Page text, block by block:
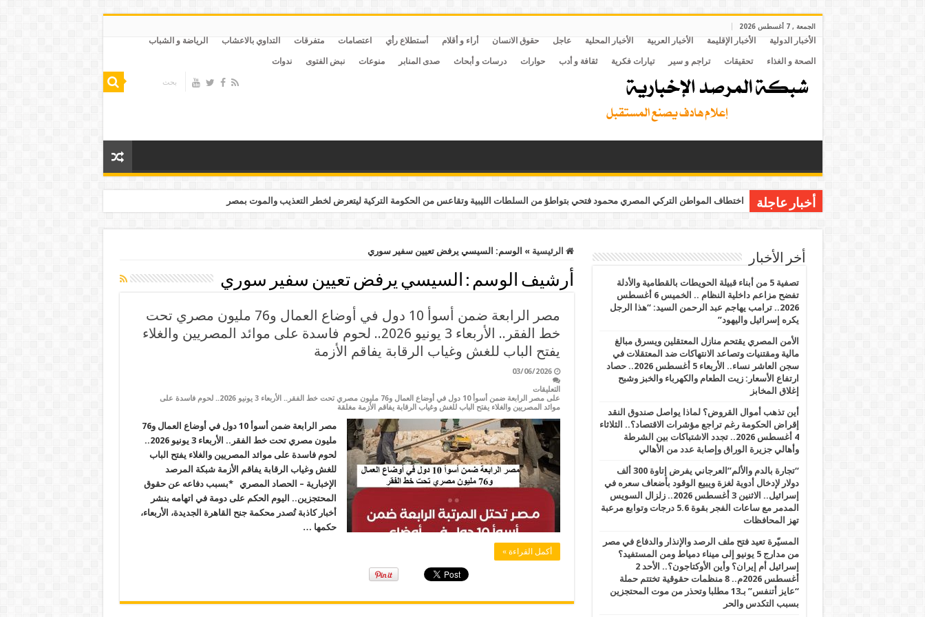
الجمعة , 7 أغسطس 2026
الأخبار الدولية الأخبار الإقليمة الأخبار العربية الأخبار المحلية عاجل حقوق الانسان أراء و أقلام أستطلاع رأي اعتصامات متفرقات التداوي بالاعشاب الرياضة و الشباب
الصحة و الغذاء تحقيقات تراجم و سير تيارات فكرية ثقافة و أدب حوارات درسات و أبحاث صدى المنابر منوعات نبض الفتوى ندوات
أخبار عاجلة اختطاف المواطن التركي المصري محمود فتحي بتواطؤ من السلطات الليبية وتقاعس من الحكومة التركية ليتعرض لخطر التعذيب والموت بمصر
الرئيسية » الوسم: السيسي يرفض تعيين سفير سوري
أرشيف الوسم : السيسي يرفض تعيين سفير سوري
مصر الرابعة ضمن أسوأ 10 دول في أوضاع العمال و76 مليون مصري تحت
خط الفقر.. الأربعاء 3 يونيو 2026.. لحوم فاسدة على موائد المصريين والغلاء
يفتح الباب للغش وغياب الرقابة يفاقم الأزمة
03/06/2026
التعليقات
على مصر الرابعة ضمن أسوأ 10 دول في أوضاع العمال و76 مليون مصري تحت خط الفقر.. الأربعاء 3 يونيو 2026.. لحوم فاسدة على
موائد المصريين والغلاء يفتح الباب للغش وغياب الرقابة يفاقم الأزمة مغلقة
مصر الرابعة ضمن أسوأ 10 دول في أوضاع العمال و76
مليون مصري تحت خط الفقر.. الأربعاء 3 يونيو 2026..
لحوم فاسدة على موائد المصريين والغلاء يفتح الباب
للغش وغياب الرقابة يفاقم الأزمة شبكة المرصد
الإخبارية – الحصاد المصري *بسبب دفاعه عن حقوق
المحتجزين.. اليوم الحكم على دومة في اتهامه بنشر
أخبار كاذبة تُصدر محكمة جنح القاهرة الجديدة، الأربعاء،
حكمها …
أكمل القراءة »
أخر الأخبار
تصفية 5 من أبناء قبيلة الحويطات بالقطامية والأدلة
تفضح مزاعم داخلية النظام .. الخميس 6 أغسطس
2026.. ترامب يهاجم عبد الرحمن السيد: “هذا الرجل
يكره إسرائيل واليهود”
الأمن المصري يقتحم منازل المعتقلين ويسرق مبالغ
مالية ومقتنيات وتصاعد الانتهاكات ضد المعتقلات في
سجن العاشر نساء.. الأربعاء 5 أغسطس 2026.. حصاد
ارتفاع الأسعار: زيت الطعام والكهرباء والخبز وشبح
إغلاق المخابز
أين تذهب أموال القروض؟ لماذا يواصل صندوق النقد
إقراض الحكومة رغم تراجع مؤشرات الاقتصاد؟.. الثلاثاء
4 أغسطس 2026.. تجدد الاشتباكات بين الشرطة
وأهالي جزيرة الوراق وإصابة عدد من الأهالي
“تجارة بالدم والألم”العرجاني يفرض إتاوة 300 ألف
دولار لإدخال أدوية لغزة ويبيع الوقود بأضعاف سعره في
إسرائيل.. الاثنين 3 أغسطس 2026.. زلزال السويس
المدمر مع ساعات الفجر بقوة 5.6 درجات وتوابع مرعبة
تهز المحافظات
المسيّرة تعيد فتح ملف الرصد والإنذار والدفاع في مصر
من مدارج 5 يونيو إلى ميناء دمياط ومن المستفيد؟
إسرائيل أم إيران؟ وأين الأوكتاجون؟.. الأحد 2
أغسطس 2026م.. 8 منظمات حقوقية تختتم حملة
“عايز أتنفس” بـ13 مطلبا وتحذر من موت المحتجزين
بسبب التكدس والحر